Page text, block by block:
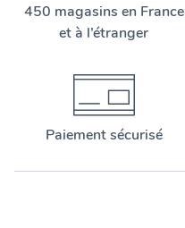
450 magasins en France
et à l’étranger
Paiement sécurisé